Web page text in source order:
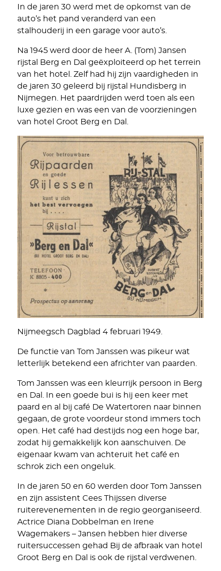
In de jaren 30 werd met de opkomst van de
auto’s het pand veranderd van een
stalhouderij in een garage voor auto’s.
Na 1945 werd door de heer A. (Tom) Jansen
rijstal Berg en Dal geëxploiteerd op het terrein
van het hotel. Zelf had hij zijn vaardigheden in
de jaren 30 geleerd bij rijstal Hundisberg in
Nijmegen. Het paardrijden werd toen als een
luxe gezien en was een van de voorzieningen
van hotel Groot Berg en Dal.
Nijmeegsch Dagblad 4 februari 1949.
De functie van Tom Janssen was pikeur wat
letterlijk betekend een africhter van paarden.
Tom Janssen was een kleurrijk persoon in Berg
en Dal. In een goede bui is hij een keer met
paard en al bij café De Watertoren naar binnen
gegaan, de grote voordeur stond immers toch
open. Het café had destijds nog een hoge bar,
zodat hij gemakkelijk kon aanschuiven. De
eigenaar kwam van achteruit het café en
schrok zich een ongeluk.
In de jaren 50 en 60 werden door Tom Janssen
en zijn assistent Cees Thijssen diverse
ruiterevenementen in de regio georganiseerd.
Actrice Diana Dobbelman en Irene
Wagemakers – Jansen hebben hier diverse
ruitersuccessen gehad Bij de afbraak van hotel
Groot Berg en Dal is ook de rijstal verdwenen.